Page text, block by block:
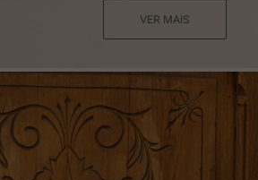
VER MAIS